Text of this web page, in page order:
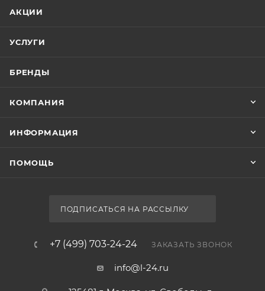
АКЦИИ
УСЛУГИ
БРЕНДЫ
КОМПАНИЯ
ИНФОРМАЦИЯ
ПОМОЩЬ
ПОДПИСАТЬСЯ НА РАССЫЛКУ
+7 (499) 703-24-24 ЗАКАЗАТЬ ЗВОНОК
info@l-24.ru